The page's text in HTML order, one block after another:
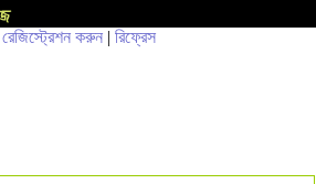
রেজিস্ট্রেশন করুন | রিফ্রেস